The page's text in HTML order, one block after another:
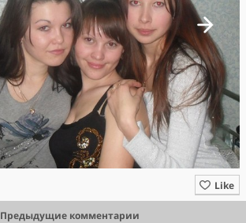
Like
Предыдущие комментарии